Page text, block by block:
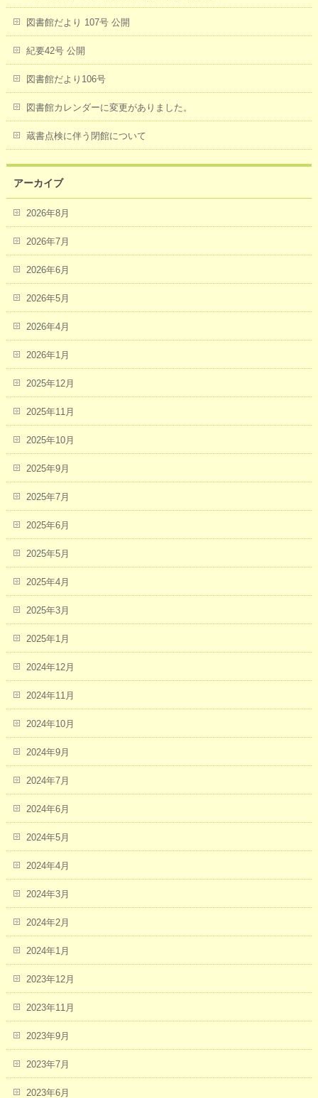
図書館だより 107号 公開
紀要42号 公開
図書館だより106号
図書館カレンダーに変更がありました。
蔵書点検に伴う閉館について
アーカイブ
2026年8月
2026年7月
2026年6月
2026年5月
2026年4月
2026年1月
2025年12月
2025年11月
2025年10月
2025年9月
2025年7月
2025年6月
2025年5月
2025年4月
2025年3月
2025年1月
2024年12月
2024年11月
2024年10月
2024年9月
2024年7月
2024年6月
2024年5月
2024年4月
2024年3月
2024年2月
2024年1月
2023年12月
2023年11月
2023年9月
2023年7月
2023年6月